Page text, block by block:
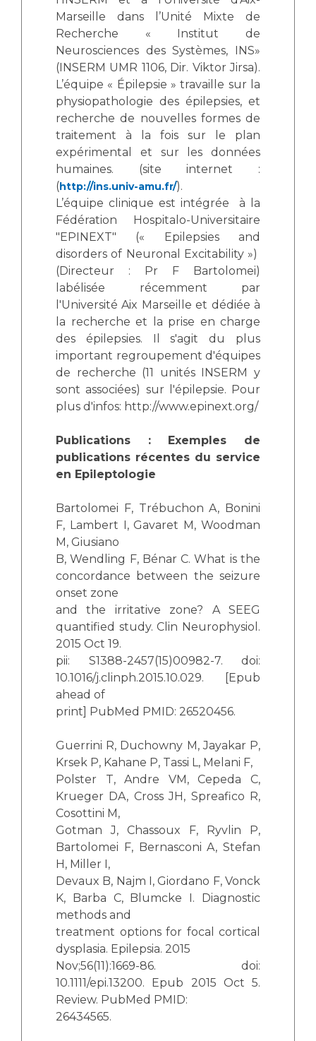
Marseille dans l’Unité Mixte de
Recherche « Institut de
Neurosciences des Systèmes, INS»
(INSERM UMR 1106, Dir. Viktor Jirsa).
L’équipe « Épilepsie » travaille sur la
physiopathologie des épilepsies, et
recherche de nouvelles formes de
traitement à la fois sur le plan
expérimental et sur les données
humaines. (site internet :
(http://ins.univ-amu.fr/).
L’équipe clinique est intégrée à la
Fédération Hospitalo-Universitaire
"EPINEXT" (« Epilepsies and
disorders of Neuronal Excitability »)
(Directeur : Pr F Bartolomei)
labélisée récemment par
l'Université Aix Marseille et dédiée à
la recherche et la prise en charge
des épilepsies. Il s'agit du plus
important regroupement d'équipes
de recherche (11 unités INSERM y
sont associées) sur l'épilepsie. Pour
plus d'infos: http://www.epinext.org/
Publications : Exemples de
publications récentes du service
en Epileptologie
Bartolomei F, Trébuchon A, Bonini
F, Lambert I, Gavaret M, Woodman
M, Giusiano
B, Wendling F, Bénar C. What is the
concordance between the seizure
onset zone
and the irritative zone? A SEEG
quantified study. Clin Neurophysiol.
2015 Oct 19.
pii: S1388-2457(15)00982-7. doi:
10.1016/j.clinph.2015.10.029. [Epub
ahead of
print] PubMed PMID: 26520456.
Guerrini R, Duchowny M, Jayakar P,
Krsek P, Kahane P, Tassi L, Melani F,
Polster T, Andre VM, Cepeda C,
Krueger DA, Cross JH, Spreafico R,
Cosottini M,
Gotman J, Chassoux F, Ryvlin P,
Bartolomei F, Bernasconi A, Stefan
H, Miller I,
Devaux B, Najm I, Giordano F, Vonck
K, Barba C, Blumcke I. Diagnostic
methods and
treatment options for focal cortical
dysplasia. Epilepsia. 2015
Nov;56(11):1669-86. doi:
10.1111/epi.13200. Epub 2015 Oct 5.
Review. PubMed PMID:
26434565.